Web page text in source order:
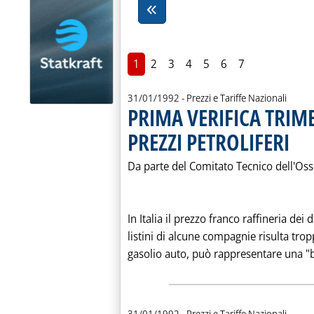
1 2 3 4 5 6 7
31/01/1992 - Prezzi e Tariffe Nazionali
PRIMA VERIFICA
PREZZI PETROLIFERI
Da parte del Comitato Tecnico
In Italia il prezzo franco raffineria dei
listini di alcune compagnie risulta
gasolio auto, può rappresentare una